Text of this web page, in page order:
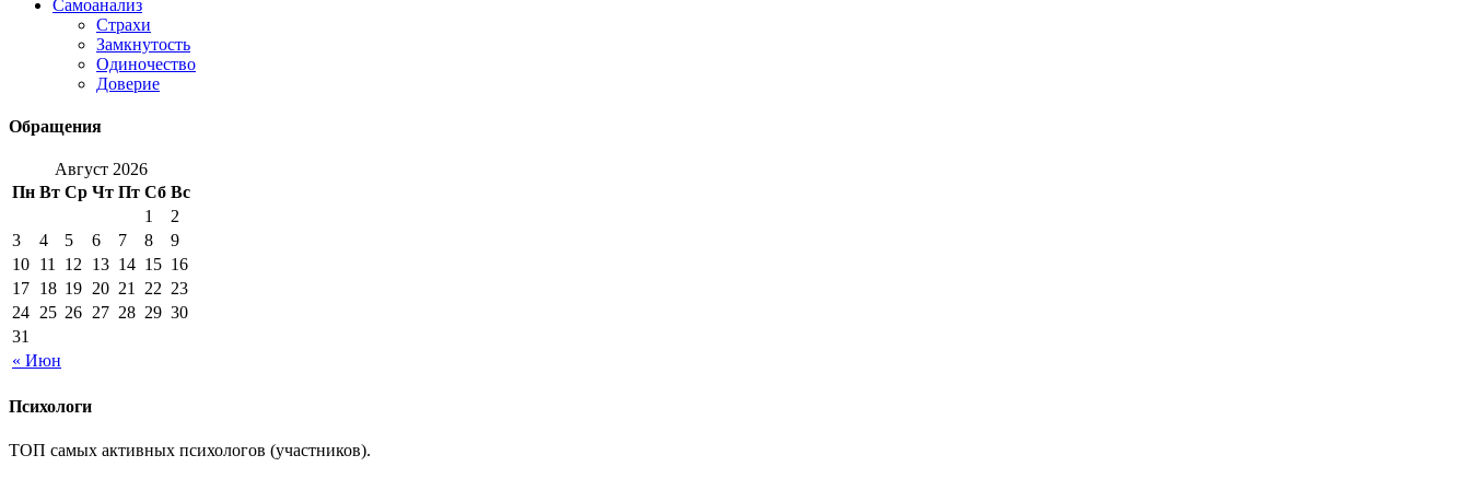
Самоанализ
Страхи
Замкнутость
Одиночество
Доверие
Обращения
Август 2026
Пн Вт Ср Чт Пт Сб Вс
« Июн
1
2
3
4 5 6 7 8
9
10 11 12 13 14 15 16
17 18 19 20 21 22 23
24 25 26 27 28 29 30
31
Психологи
ТОП самых активных психологов (участников).